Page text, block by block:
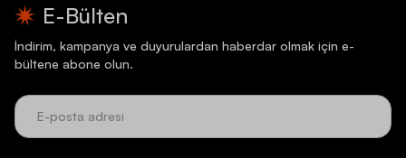
E-Bülten
İndirim, kampanya ve duyurulardan haberdar olmak için e-
bültene abone olun.